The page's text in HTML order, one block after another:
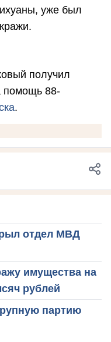
уже был
получил
помощь 88-
.
отдел МВД
имущества на
рублей
партию